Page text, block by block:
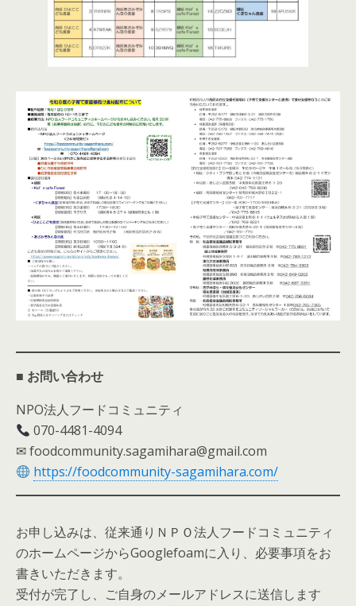
■ お問い合わせ
NPO法人フードコミュニティ
070-4481-4094
✉ foodcommunity.sagamihara@gmail.com
https://foodcommunity-sagamihara.com/
お申し込みは、従来通りＮＰＯ法人フードコミュニティ
のホームページからGooglefoamに入り、必要事項をお
書きいただきます。
受付が完了し、ご自身のメールアドレスに送信します